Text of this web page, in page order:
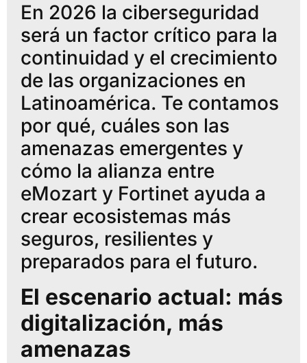
En 2026 la ciberseguridad
será un factor crítico para la
continuidad y el crecimiento
de las organizaciones en
Latinoamérica. Te contamos
por qué, cuáles son las
amenazas emergentes y
cómo la alianza entre
eMozart y Fortinet ayuda a
crear ecosistemas más
seguros, resilientes y
preparados para el futuro.
El escenario actual: más
digitalización, más
amenazas